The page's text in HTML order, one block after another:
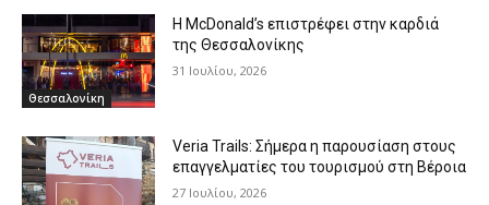
Θεσσαλονίκη
Η McDonald’s επιστρέφει στην καρδιά
της Θεσσαλονίκης
31 Ιουλίου, 2026
Veria Trails: Σήμερα η παρουσίαση στους
επαγγελματίες του τουρισμού στη Βέροια
27 Ιουλίου, 2026